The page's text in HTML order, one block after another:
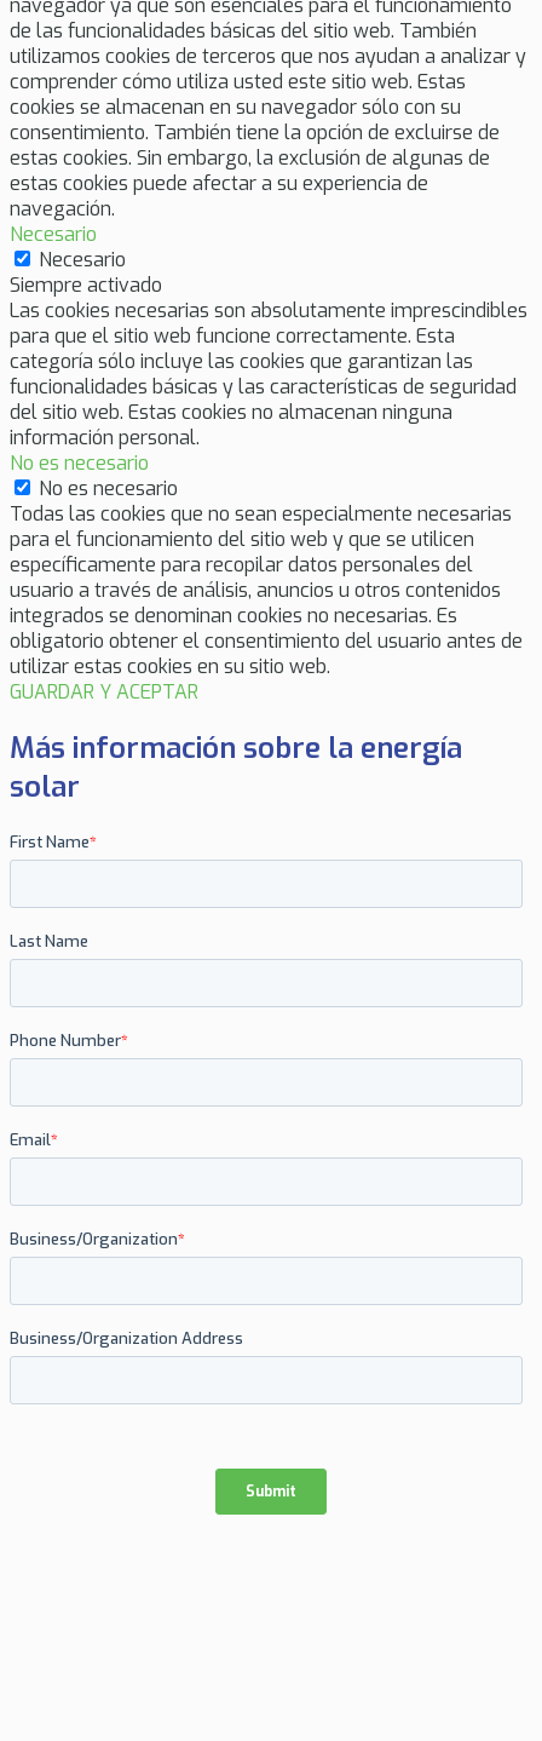
navegador ya que son esenciales para el funcionamiento
de las funcionalidades básicas del sitio web. También
utilizamos cookies de terceros que nos ayudan a analizar y
comprender cómo utiliza usted este sitio web. Estas
cookies se almacenan en su navegador sólo con su
consentimiento. También tiene la opción de excluirse de
estas cookies. Sin embargo, la exclusión de algunas de
estas cookies puede afectar a su experiencia de
navegación.
Necesario
Necesario
Siempre activado
Las cookies necesarias son absolutamente imprescindibles
para que el sitio web funcione correctamente. Esta
categoría sólo incluye las cookies que garantizan las
funcionalidades básicas y las características de seguridad
del sitio web. Estas cookies no almacenan ninguna
información personal.
No es necesario
No es necesario
Todas las cookies que no sean especialmente necesarias
para el funcionamiento del sitio web y que se utilicen
específicamente para recopilar datos personales del
usuario a través de análisis, anuncios u otros contenidos
integrados se denominan cookies no necesarias. Es
obligatorio obtener el consentimiento del usuario antes de
utilizar estas cookies en su sitio web.
GUARDAR Y ACEPTAR
Más información sobre la energía
solar